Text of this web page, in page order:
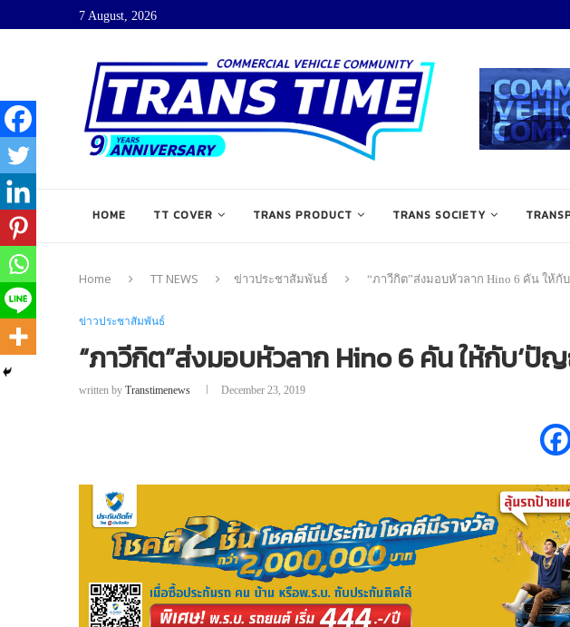
7 August, 2026
HOME TT COVER TRANS PRODUCT TRANS SOCIETY
Home TT NEWS ข่าวประชาสัมพันธ์ “ภาวีกิต”ส่งมอบหัวลาก Hino 6 คัน ให้กั
ข่าวประชาสัมพันธ์
“ภาวีกิต”ส่งมอบหัวลาก Hino 6 คัน ให้กับ‘ปั
written by Transtimenews December 23, 2019